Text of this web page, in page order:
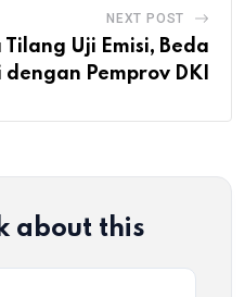
NEXT POST
Tilang Uji Emisi, Beda
Pemprov DKI
about this